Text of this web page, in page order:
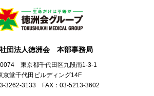
団法人徳洲会 本部事務局
東京都千代田区九段南1-3-1
京堂千代田ビルディング14F
3262-3133 FAX：03-5213-3602